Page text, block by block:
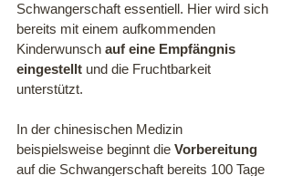
Schwangerschaft essentiell. Hier wird sich
bereits mit einem aufkommenden
Kinderwunsch auf eine Empfängnis
eingestellt und die Fruchtbarkeit
unterstützt.
In der chinesischen Medizin
beispielsweise beginnt die Vorbereitung
auf die Schwangerschaft bereits 100 Tage